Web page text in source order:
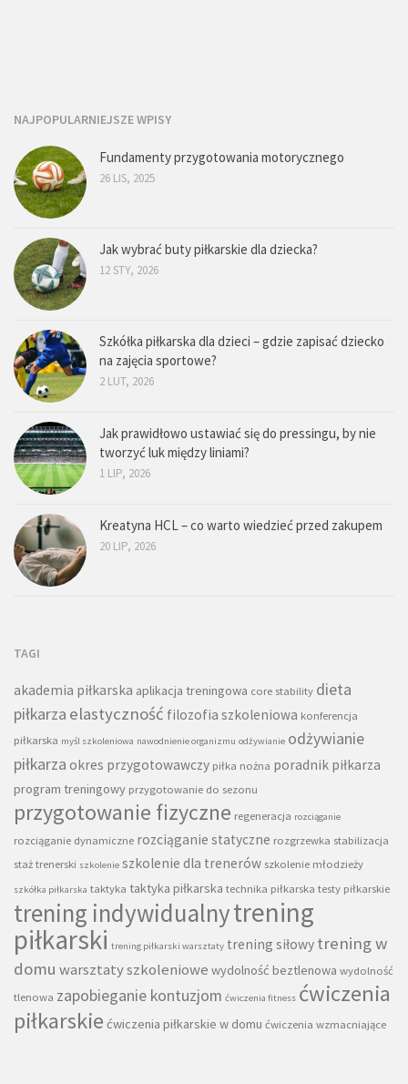
NAJPOPULARNIEJSZE WPISY
Fundamenty przygotowania motorycznego
26 LIS, 2025
Jak wybrać buty piłkarskie dla dziecka?
12 STY, 2026
Szkółka piłkarska dla dzieci – gdzie zapisać dziecko
na zajęcia sportowe?
2 LUT, 2026
Jak prawidłowo ustawiać się do pressingu, by nie
tworzyć luk między liniami?
1 LIP, 2026
Kreatyna HCL – co warto wiedzieć przed zakupem
20 LIP, 2026
TAGI
akademia piłkarska aplikacja treningowa core stability dieta
piłkarza elastyczność filozofia szkoleniowa konferencja
piłkarska myśl szkoleniowa nawodnienie organizmu odżywianie odżywianie
piłkarza okres przygotowawczy piłka nożna poradnik piłkarza
program treningowy przygotowanie do sezonu
przygotowanie fizyczne regeneracja rozciąganie
rozciąganie dynamiczne rozciąganie statyczne rozgrzewka stabilizacja
staż trenerski szkolenie szkolenie dla trenerów szkolenie młodzieży
szkółka piłkarska taktyka taktyka piłkarska technika piłkarska testy piłkarskie
trening indywidualnytrening
piłkarski trening piłkarski warsztaty trening siłowy trening w
domu warsztaty szkoleniowe wydolność beztlenowa wydolność
tlenowa zapobieganie kontuzjom ćwiczenia fitness ćwiczenia
piłkarskie ćwiczenia piłkarskie w domu ćwiczenia wzmacniające